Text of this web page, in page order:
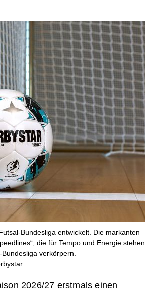
Bundesliga entwickelt. Die markanten
die für Tempo und Energie stehen,
verkörpern.
2026/27 erstmals einen